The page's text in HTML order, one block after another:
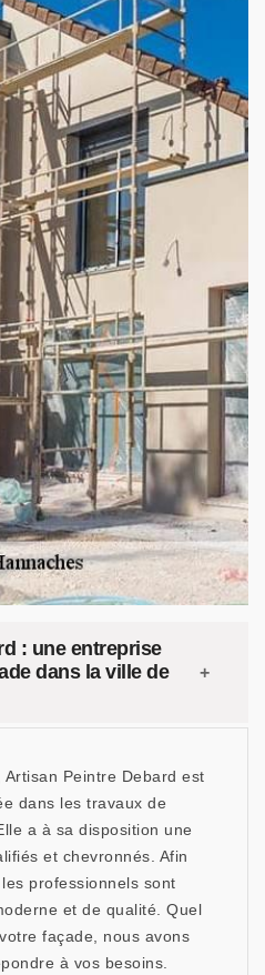
: une entreprise
dans la ville de
Peintre Debard est
dans les travaux de
a à sa disposition une
et chevronnés. Afin
professionnels sont
et de qualité. Quel
façade, nous avons
à vos besoins.